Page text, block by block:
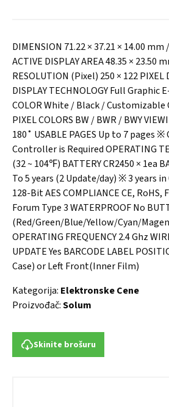
DIMENSION 71.22 × 37.21 × 14.00 mm
ACTIVE DISPLAY AREA 48.35 × 23.50
RESOLUTION (Pixel) 250 × 122 PIXEL
DISPLAY TECHNOLOGY Full Graphic
COLOR White / Black /
PIXEL COLORS BW / BWR / BWY
180˚ USABLE PAGES Up to 7 pages
Controller is Required OPERATING
(32 ~ 104℉) BATTERY CR2450 × 1ea
To 5 years (2 Update/day) ※ 3 years in
128-Bit AES COMPLIANCE CE, RoHS,
Forum Type 3 WATERPROOF No
(Red/Green/Blue/Yellow/Cyan/
OPERATING FREQUENCY 2.4 Ghz
UPDATE Yes BARCODE LABEL
Case) or Left Front(Inner Film)
Kategorija: Elektronske Cene
Proizvođač:Solum
Skinite brošuru